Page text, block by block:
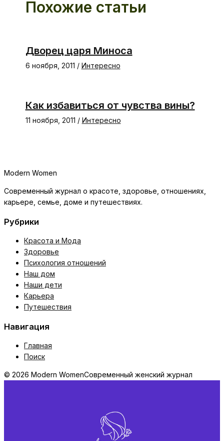
Похожие статьи
Дворец царя Миноса
6 ноября, 2011 / Интересно
Как избавиться от чувства вины?
11 ноября, 2011 / Интересно
Modern Women
Современный журнал о красоте, здоровье, отношениях,
карьере, семье, доме и путешествиях.
Рубрики
Красота и Мода
Здоровье
Психология отношений
Наш дом
Наши дети
Карьера
Путешествия
Навигация
Главная
Поиск
© 2026 Modern WomenСовременный женский журнал